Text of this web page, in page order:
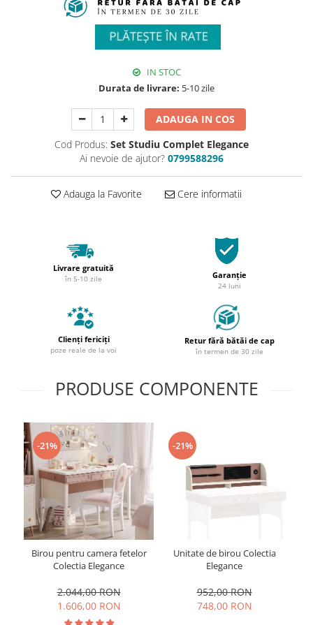
IN STOC
Durata de livrare: 5-10 zile
ADAUGA IN COS
Cod Produs: Set Studiu Complet Elegance
Ai nevoie de ajutor? 0799588296
Adauga la Favorite Cere informatii
Livrare gratuită
în 5-10 zile Garanție
24 luni
Clienți fericiți
poze reale de la voi
Retur fără bătăi de cap
în termen de 30 zile
PRODUSE COMPONENTE
-21%
Birou pentru camera fetelor
Colectia Elegance
2.044,00 RON
1.606,00 RON
-21%
Unitate de birou Colectia
Elegance
952,00 RON
748,00 RON